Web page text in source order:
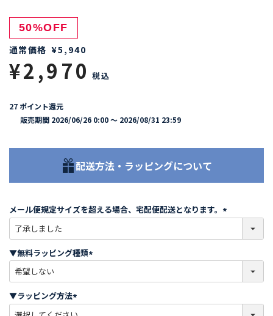
50%OFF
通常価格 ¥5,940
¥2,970 税込
27 ポイント還元
販売期間 2026/06/26 0:00〜 2026/08/31 23:59
配送方法・ラッピングについて
メール便規定サイズを超える場合、宅配便配送となります。
必
)
▼無料ラッピング種類
必
)
▼ラッピング方法